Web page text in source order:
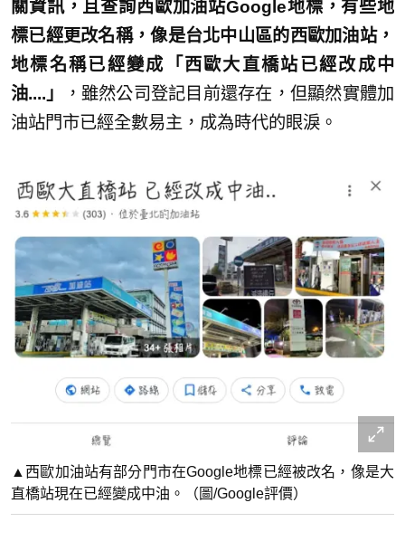
關資訊，且查詢西歐加油站Google地標，有些地
標已經更改名稱，像是台北中山區的西歐加油站，
地標名稱已經變成「西歐大直橋站已經改成中
油....」
，雖然公司登記目前還存在，但顯然實體加
油站門市已經全數易主，成為時代的眼淚。
▲西歐加油站有部分門市在Google地標已經被改名，像是大
直橋站現在已經變成中油。（圖/Google評價）